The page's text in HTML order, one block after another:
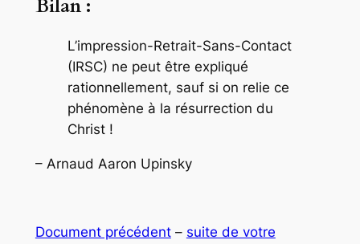
Bilan :
L’impression-Retrait-Sans-Contact
(IRSC) ne peut être expliqué
rationnellement, sauf si on relie ce
phénomène à la résurrection du
Christ !
– Arnaud Aaron Upinsky
Document précédent– suite de votre